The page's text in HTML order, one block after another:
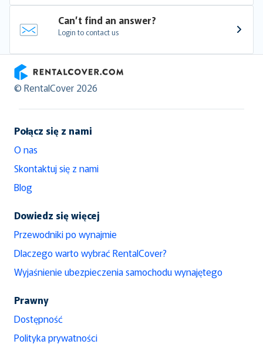
Can’t find an answer?
Login to contact us
RentalCover
© RentalCover 2026
Połącz się z nami
O nas
Skontaktuj się z nami
Blog
Dowiedz się więcej
Przewodniki po wynajmie
Dlaczego warto wybrać RentalCover?
Wyjaśnienie ubezpieczenia samochodu wynajętego
Prawny
Dostępność
Polityka prywatności